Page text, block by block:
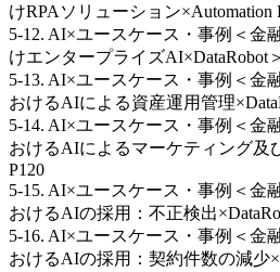
けRPAソリューション×Automation
5-12. AI×ユースケース・事例＜金
けエンタープライズAI×DataRobot
5-13. AI×ユースケース・事例＜金
おけるAIによる資産運用管理
5-14. AI×ユースケース・事例＜金
おけるAIによるマーケティング及
P120
5-15. AI×ユースケース・事例＜金
おけるAIの採用：不正検出
5-16. AI×ユースケース・事例＜金
おけるAIの採用：契約件数の減少